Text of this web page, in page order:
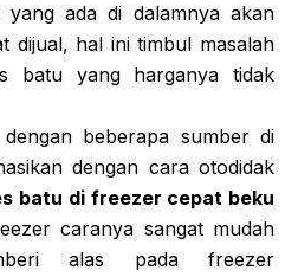
ada di dalamnya akan
dijual, hal ini timbul masalah
batu yang harganya tidak
beberapa sumber di
dengan cara otodidak
batu di freezer cepat beku
caranya sangat mudah
alas pada freezer